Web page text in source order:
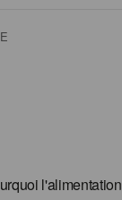
l'alimentation